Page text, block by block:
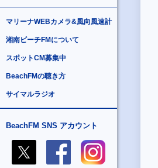
マリーナWEBカメラ&風向風速計
湘南ビーチFMについて
スポットCM募集中
BeachFMの聴き方
サイマルラジオ
BeachFM SNS アカウント